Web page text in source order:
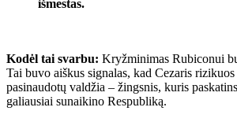
išmestas.
Kodėl tai svarbu: Kryžminimas Rubiconui
Tai buvo aiškus signalas, kad Cezaris
pasinaudotų valdžia – žingsnis, kuris
galiausiai sunaikino Respubliką.